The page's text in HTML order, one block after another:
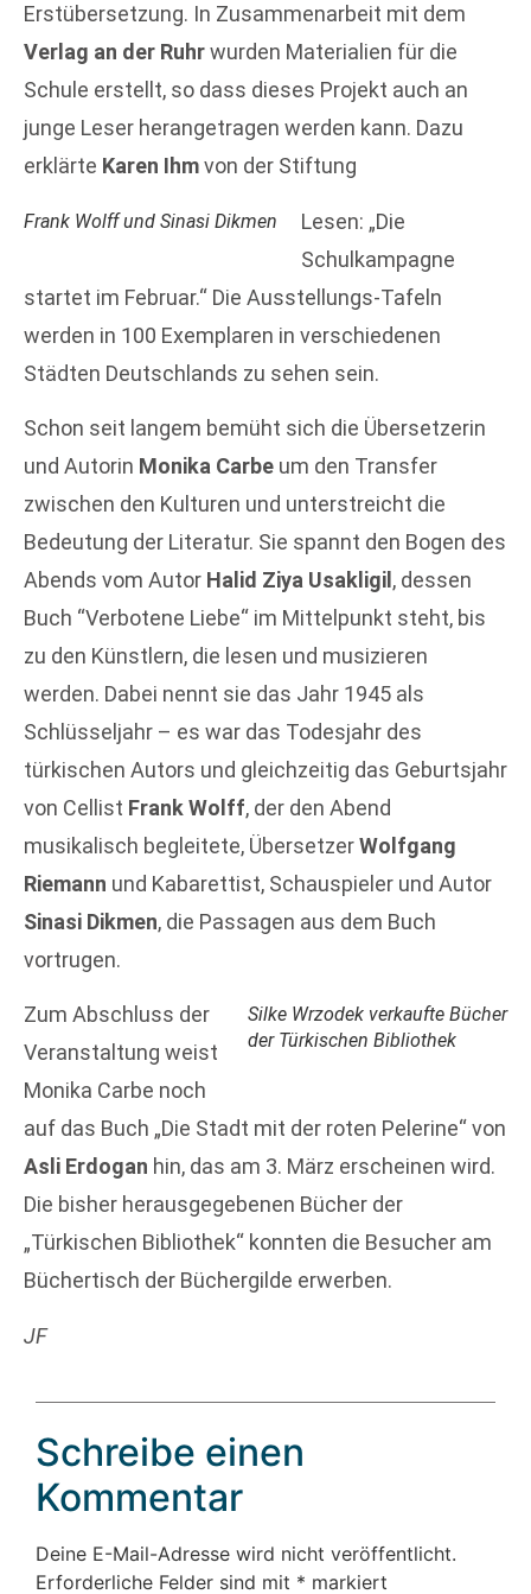
Erstübersetzung. In Zusammenarbeit mit dem
Verlag an der Ruhrwurden Materialien für die
Schule erstellt, so dass dieses Projekt auch an
junge Leser herangetragen werden kann. Dazu
erklärte Karen Ihmvon der Stiftung
Frank Wolff und Sinasi Dikmen
Lesen: „Die
Schulkampagne
startet im Februar.“ Die Ausstellungs-Tafeln
werden in 100 Exemplaren in verschiedenen
Städten Deutschlands zu sehen sein.
Schon seit langem bemüht sich die Übersetzerin
und Autorin Monika Carbe um den Transfer
zwischen den Kulturen und unterstreicht die
Bedeutung der Literatur. Sie spannt den Bogen des
Abends vom Autor Halid Ziya Usakligil , dessen
Buch “Verbotene Liebe“ im Mittelpunkt steht, bis
zu den Künstlern, die lesen und musizieren
werden. Dabei nennt sie das Jahr 1945 als
Schlüsseljahr – es war das Todesjahr des
türkischen Autors und gleichzeitig das Geburtsjahr
von Cellist Frank Wolff, der den Abend
musikalisch begleitete, ÜbersetzerWolfgang
Riemann und Kabarettist, Schauspieler und Autor
Sinasi Dikmen, die Passagen aus dem Buch
vortrugen.
Silke Wrzodek verkaufte Bücher
der Türkischen Bibliothek
Zum Abschluss der
Veranstaltung weist
Monika Carbe noch
auf das Buch „Die Stadt mit der roten Pelerine“ von
Asli Erdogan hin, das am 3. März erscheinen wird.
Die bisher herausgegebenen Bücher der
„Türkischen Bibliothek“ konnten die Besucher am
Büchertisch der Büchergilde erwerben.
JF
Schreibe einen
Kommentar
Deine E-Mail-Adresse wird nicht veröffentlicht.
Erforderliche Felder sind mit * markiert